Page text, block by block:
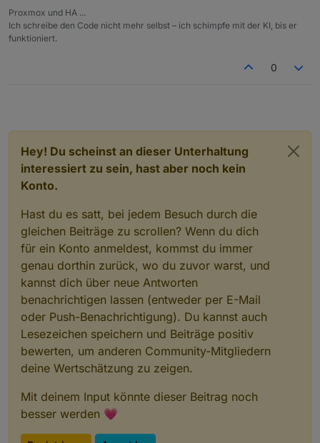
Proxmox und HA ...
Ich schreibe den Code nicht mehr selbst – ich schimpfe mit der KI, bis er
funktioniert.
0
Hey! Du scheinst an dieser Unterhaltung
interessiert zu sein, hast aber noch kein
Konto.
Hast du es satt, bei jedem Besuch durch die
gleichen Beiträge zu scrollen? Wenn du dich
für ein Konto anmeldest, kommst du immer
genau dorthin zurück, wo du zuvor warst, und
kannst dich über neue Antworten
benachrichtigen lassen (entweder per E-Mail
oder Push-Benachrichtigung). Du kannst auch
Lesezeichen speichern und Beiträge positiv
bewerten, um anderen Community-Mitgliedern
deine Wertschätzung zu zeigen.
Mit deinem Input könnte dieser Beitrag noch
besser werden 💗